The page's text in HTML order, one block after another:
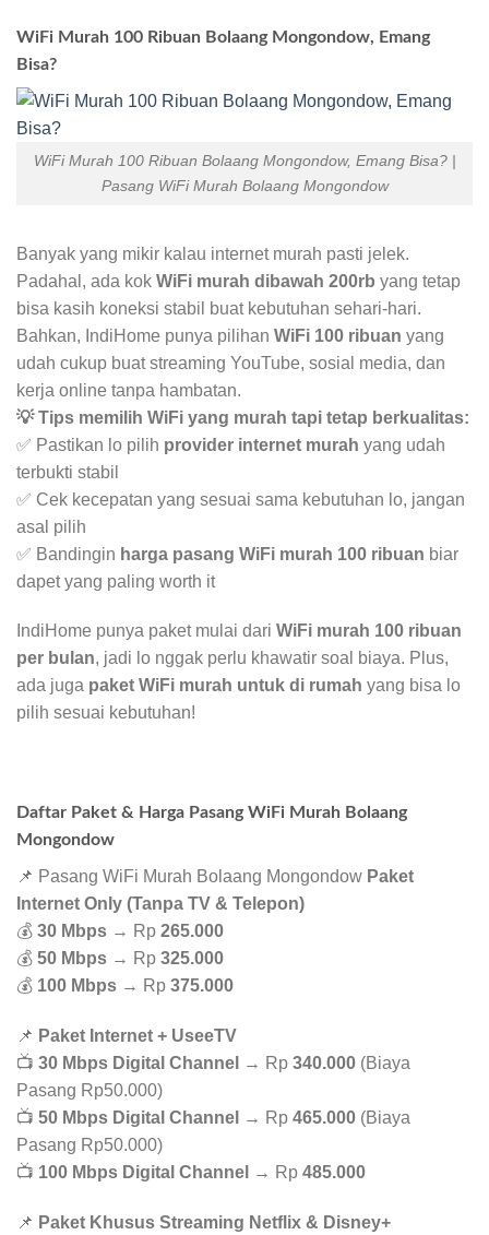
WiFi Murah 100 Ribuan Bolaang Mongondow, Emang
Bisa?
WiFi Murah 100 Ribuan Bolaang Mongondow, Emang Bisa? |
Pasang WiFi Murah Bolaang Mongondow
Banyak yang mikir kalau internet murah pasti jelek.
Padahal, ada kok WiFi murah dibawah 200rb yang tetap
bisa kasih koneksi stabil buat kebutuhan sehari-hari.
Bahkan, IndiHome punya pilihan WiFi 100 ribuan yang
udah cukup buat streaming YouTube, sosial media, dan
kerja online tanpa hambatan.
💡 Tips memilih WiFi yang murah tapi tetap berkualitas:
✅ Pastikan lo pilih provider internet murah yang udah
terbukti stabil
✅ Cek kecepatan yang sesuai sama kebutuhan lo, jangan
asal pilih
✅ Bandingin harga pasang WiFi murah 100 ribuan biar
dapet yang paling worth it
IndiHome punya paket mulai dari WiFi murah 100 ribuan
per bulan, jadi lo nggak perlu khawatir soal biaya. Plus,
ada juga paket WiFi murah untuk di rumah yang bisa lo
pilih sesuai kebutuhan!
Daftar Paket & Harga Pasang WiFi Murah Bolaang
Mongondow
📌 Pasang WiFi Murah Bolaang Mongondow Paket
Internet Only (Tanpa TV & Telepon)
💰 30 Mbps → Rp 265.000
💰 50 Mbps → Rp 325.000
💰 100 Mbps → Rp 375.000
📌 Paket Internet + UseeTV
📺 30 Mbps Digital Channel → Rp 340.000 (Biaya
Pasang Rp50.000)
📺 50 Mbps Digital Channel → Rp 465.000 (Biaya
Pasang Rp50.000)
📺 100 Mbps Digital Channel → Rp 485.000
📌 Paket Khusus Streaming Netflix & Disney+